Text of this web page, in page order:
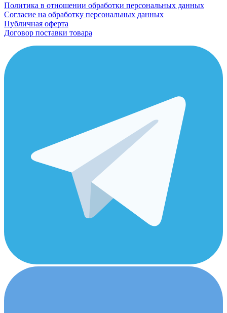
Политика в отношении обработки персональных данных
Согласие на обработку персональных данных
Публичная оферта
Договор поставки товара